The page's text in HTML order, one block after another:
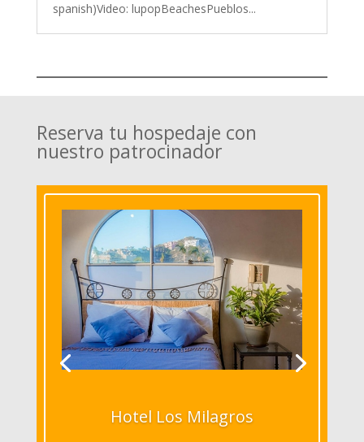
spanish)Video: lupopBeachesPueblos...
Reserva tu hospedaje con
nuestro patrocinador
Hotel Los Milagros